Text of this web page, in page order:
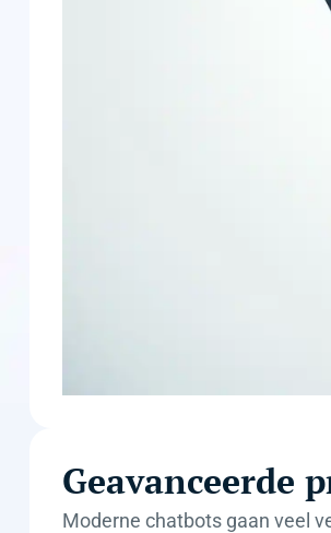
Geavanceerde
Moderne chatbots gaan veel